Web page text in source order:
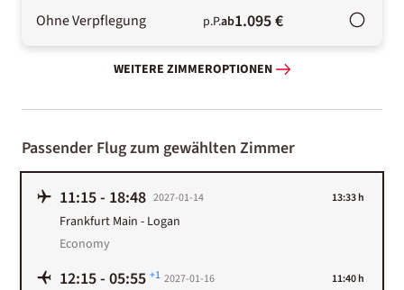
Ohne Verpflegung p.P.ab1.095 €
WEITERE ZIMMEROPTIONEN
Passender Flug zum gewählten Zimmer
11:15- 18:48 2027-01-14 13:33 h
Frankfurt Main - Logan
Economy
12:15- 05:55 +1 2027-01-16 11:40 h